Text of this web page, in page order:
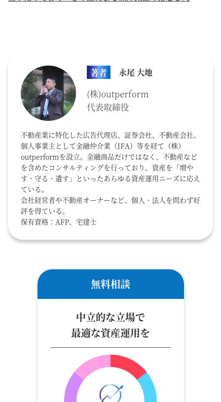
著者 永尾 大地
(株)outperform
代表取締役
不動産業に特化した広告代理店、証券会社、不動産会社、
個人事業主として金融仲介業（IFA）等を経て（株）
outperformを設立。金融商品だけではなく、不動産など
を含めたコンサルティングを行っており、資産を「増や
す・守る・遺す」といったあらゆる資産運用ニーズに応え
ている。
会社経営者や不動産オーナーなど、個人・法人を問わず好
評を得ている。
保有資格：AFP、宅建士
無料相談
中立的な立場で
最適な資産運用を